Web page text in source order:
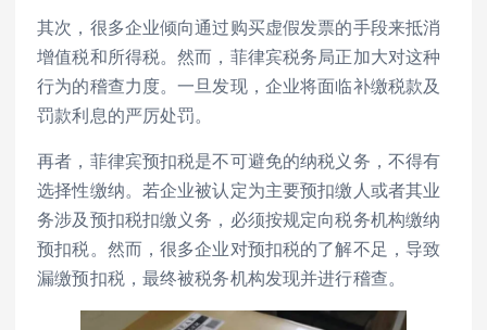
其次，很多企业倾向通过购买虚假发票的手段来抵消
增值税和所得税。然而，菲律宾税务局正加大对这种
行为的稽查力度。一旦发现，企业将面临补缴税款及
罚款利息的严厉处罚。
再者，菲律宾预扣税是不可避免的纳税义务，不得有
选择性缴纳。若企业被认定为主要预扣缴人或者其业
务涉及预扣税扣缴义务，必须按规定向税务机构缴纳
预扣税。然而，很多企业对预扣税的了解不足，导致
漏缴预扣税，最终被税务机构发现并进行稽查。